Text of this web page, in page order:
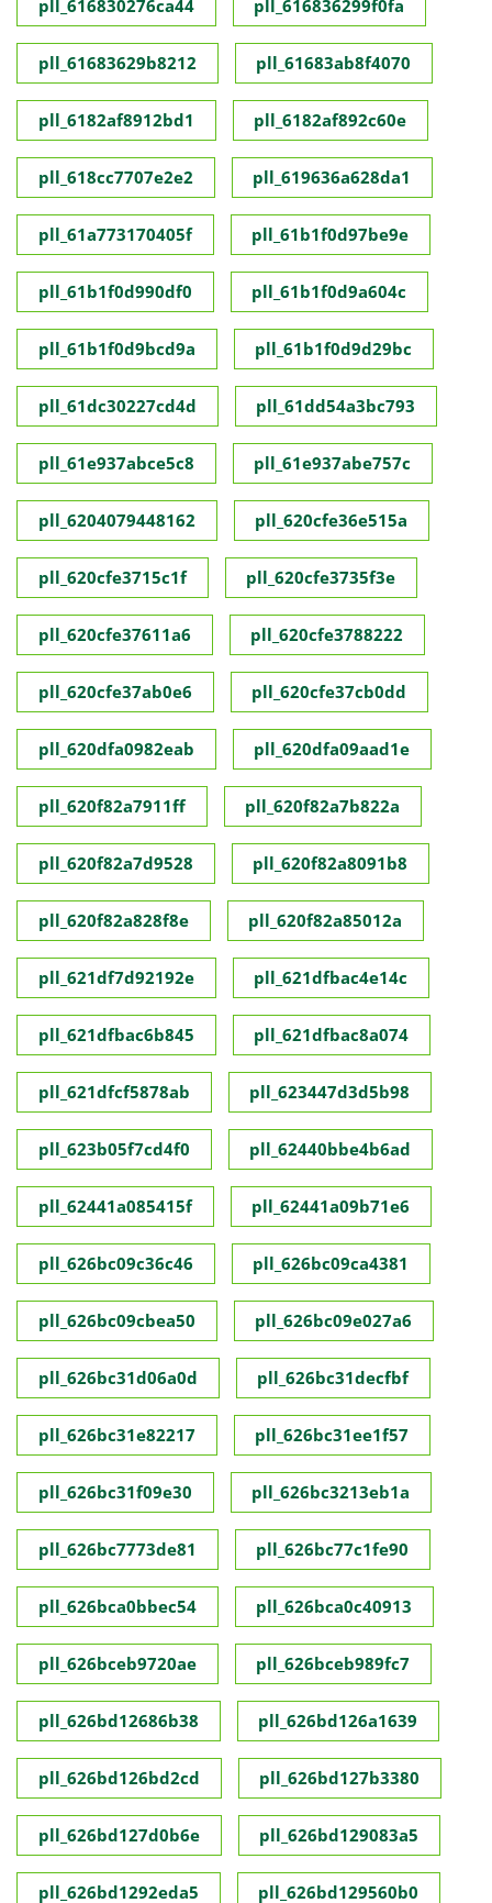
pll_616830276ca44 pll_616836299f0fa
pll_61683629b8212 pll_61683ab8f4070
pll_6182af8912bd1 pll_6182af892c60e
pll_618cc7707e2e2 pll_619636a628da1
pll_61a773170405f pll_61b1f0d97be9e
pll_61b1f0d990df0 pll_61b1f0d9a604c
pll_61b1f0d9bcd9a pll_61b1f0d9d29bc
pll_61dc30227cd4d pll_61dd54a3bc793
pll_61e937abce5c8 pll_61e937abe757c
pll_6204079448162 pll_620cfe36e515a
pll_620cfe3715c1f pll_620cfe3735f3e
pll_620cfe37611a6 pll_620cfe3788222
pll_620cfe37ab0e6 pll_620cfe37cb0dd
pll_620dfa0982eab pll_620dfa09aad1e
pll_620f82a7911ff pll_620f82a7b822a
pll_620f82a7d9528 pll_620f82a8091b8
pll_620f82a828f8e pll_620f82a85012a
pll_621df7d92192e pll_621dfbac4e14c
pll_621dfbac6b845 pll_621dfbac8a074
pll_621dfcf5878ab pll_623447d3d5b98
pll_623b05f7cd4f0 pll_62440bbe4b6ad
pll_62441a085415f pll_62441a09b71e6
pll_626bc09c36c46 pll_626bc09ca4381
pll_626bc09cbea50 pll_626bc09e027a6
pll_626bc31d06a0d pll_626bc31decfbf
pll_626bc31e82217 pll_626bc31ee1f57
pll_626bc31f09e30 pll_626bc3213eb1a
pll_626bc7773de81 pll_626bc77c1fe90
pll_626bca0bbec54 pll_626bca0c40913
pll_626bceb9720ae pll_626bceb989fc7
pll_626bd12686b38 pll_626bd126a1639
pll_626bd126bd2cd pll_626bd127b3380
pll_626bd127d0b6e pll_626bd129083a5
pll_626bd1292eda5 pll_626bd129560b0